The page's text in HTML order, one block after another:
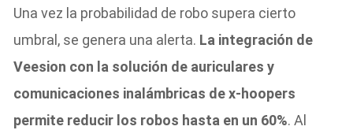
Una vez la probabilidad de robo supera cierto
umbral, se genera una alerta. La integración de
Veesion con la solución de auriculares y
comunicaciones inalámbricas de x-hoopers
permite reducir los robos hasta en un 60%. Al